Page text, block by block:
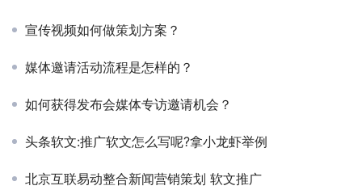
宣传视频如何做策划方案？
媒体邀请活动流程是怎样的？
如何获得发布会媒体专访邀请机会？
头条软文:推广软文怎么写呢?拿小龙虾举例
北京互联易动整合新闻营销策划 软文推广